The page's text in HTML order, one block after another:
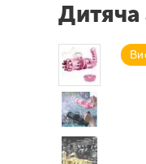
Дитяча